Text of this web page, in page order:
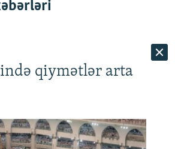
qiymətlər arta